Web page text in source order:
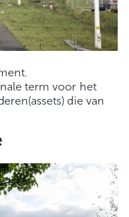
term voor het
die van